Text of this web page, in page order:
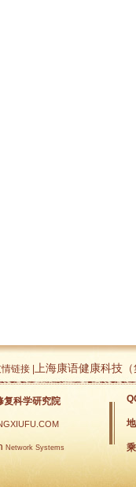
链接 | 上海康语健康科技
复科学研究院
Network Systems